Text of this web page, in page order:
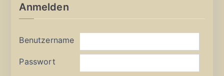
Anmelden
Benutzername
Passwort